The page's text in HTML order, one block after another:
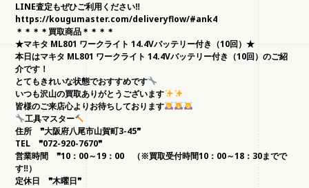
LINE査定もぜひご利用ください‼
https://kougumaster.com/deliveryflow/#ank4
＊＊＊＊買取商品＊＊＊＊
★マキタ ML801 ワークライト 14.4Vバッテリー付き（10回）★
本日はマキタ ML801 ワークライト 14.4Vバッテリー付き（10回）のご紹
介です！
とてもきれいな状態でおすすめです
いつも沢山の買取ありがとうございます
皆様のご来店心よりお待ちしております
工具マスター
住所 ❞大阪府八尾市山賀町3-45❞
TEL ❞072-920-7670❞
営業時間 ❞10：00～19：00 （※買取受付時間10：00～18：30までで
す‼）
定休日 ❞木曜日❞